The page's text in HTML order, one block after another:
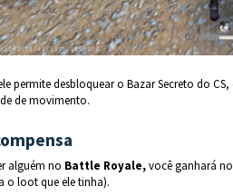
permite desbloquear o Bazar Secreto do
de movimento.
alguém no Battle Royale,você ganhará
o loot que ele tinha).